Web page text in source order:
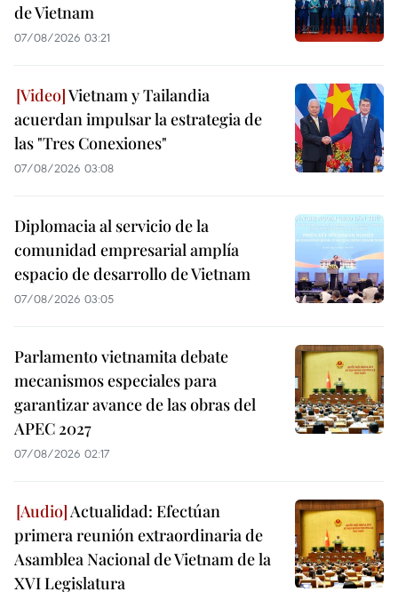
de Vietnam
07/08/2026 03:21
Vietnam y Tailandia
acuerdan impulsar la estrategia de
las "Tres Conexiones"
07/08/2026 03:08
Diplomacia al servicio de la
comunidad empresarial amplía
espacio de desarrollo de Vietnam
07/08/2026 03:05
Parlamento vietnamita debate
mecanismos especiales para
garantizar avance de las obras del
APEC 2027
07/08/2026 02:17
Actualidad: Efectúan
primera reunión extraordinaria de
Asamblea Nacional de Vietnam de la
XVI Legislatura